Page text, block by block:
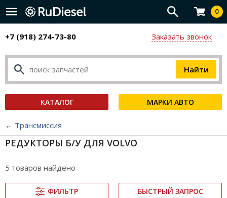
0
+7 (918) 274-73-80 Заказать звонок
КАТАЛОГ МАРКИ АВТО
← Трансмиссия
РЕДУКТОРЫ Б/У ДЛЯ VOLVO
5 товаров найдено
ФИЛЬТР БЫСТРЫЙ ЗАПРОС